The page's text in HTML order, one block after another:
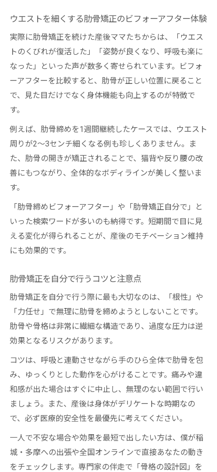
ウエストを細くする肋骨矯正のビフォーアフター体験
実際に肋骨矯正を続けた産後ママたちからは、「ウエス
トのくびれが復活した」「姿勢が良くなり、呼吸も楽に
なった」といった声が数多く寄せられています。ビフォ
ーアフターを比較すると、肋骨が正しい位置に戻ること
で、見た目だけでなく身体機能も向上するのが特徴で
す。
例えば、肋骨締めを1週間継続したケースでは、ウエスト
周りが2〜3センチ細くなる例も珍しくありません。ま
た、肋骨の開きが矯正されることで、猫背や反り腰の改
善にもつながり、全体的なボディラインが美しく整いま
す。
「肋骨締めビフォーアフター」や「肋骨矯正自分で」と
いった検索ワードが多いのも納得です。短期間で目に見
える変化が得られることが、産後のモチベーション維持
にも効果的です。
肋骨矯正を自分で行うコツと注意点
肋骨矯正を自分で行う際に最も大切なのは、「根性」や
「力任せ」で無理に肋骨を締めようとしないことです。
肋骨や骨格は非常に繊細な構造であり、過度な圧力は逆
効果となるリスクがあります。
コツは、呼吸と連動させながら手のひら全体で肋骨を包
み、ゆっくりとした動作を心がけることです。痛みや違
和感が出た場合はすぐに中止し、無理のない範囲で行い
ましょう。また、産後は身体がデリケートな時期なの
で、必ず医療的安全性を最優先に考えてください。
一人で不安な場合や効果を最短で出したい方は、僕が稲
城・多摩への出張や全国オンラインで直接あなたの動き
をチェックします。専門家の伴走で「骨格の設計図」を